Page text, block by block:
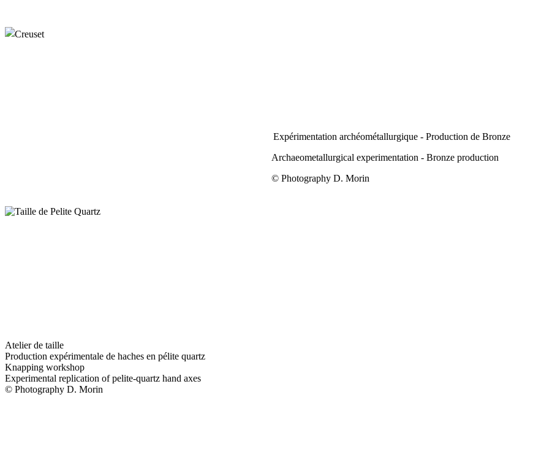
Expérimentation archéométallurgique - Production de Bronze
Archaeometallurgical experimentation - Bronze production
© Photography D. Morin
Atelier de taille
Production expérimentale de haches en pélite quartz
Knapping workshop
Experimental replication of pelite-quartz hand axes
© Photography D. Morin